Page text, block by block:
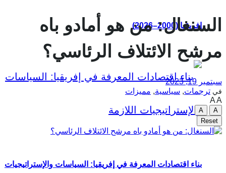
إفريقيا (2000–2026)
بناء اقتصادات المعرفة في إفريقيا: السياسات والإستراتيجيات
السنغال: من هو أمادو باه
مرشح الائتلاف الرئاسي؟
سبتمبر 19, 2023
في ترجمات, سياسية, مميزات
AA
A
A
Reset